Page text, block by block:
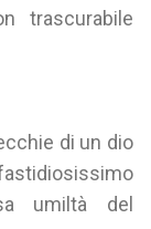
trascurabile
di un dio
umiltà del